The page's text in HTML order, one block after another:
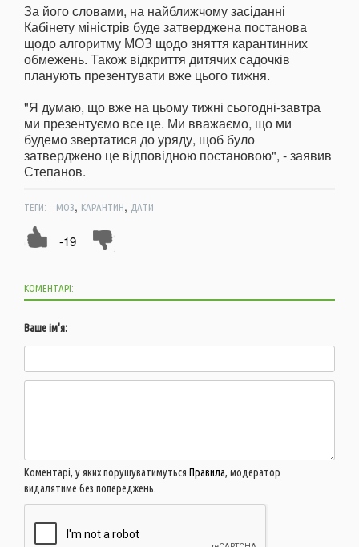
За його словами, на найближчому засіданні
Кабінету міністрів буде затверджена постанова
щодо алгоритму МОЗ щодо зняття карантинних
обмежень. Також відкриття дитячих садочків
планують презентувати вже цього тижня.
"Я думаю, що вже на цьому тижні сьогодні-завтра
ми презентуємо все це. Ми вважаємо, що ми
будемо звертатися до уряду, щоб було
затверджено це відповідною постановою", - заявив
Степанов.
ТЕГИ: МОЗ, КАРАНТИН, ДАТИ
-19
КОМЕНТАРІ:
Ваше ім'я:
Коментарі, у яких порушуватимуться Правила, модератор
видалятиме без попереджень.